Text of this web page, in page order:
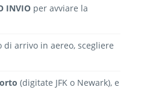
INVIO per avviare la
di arrivo in aereo, scegliere
(digitate JFK o Newark), e